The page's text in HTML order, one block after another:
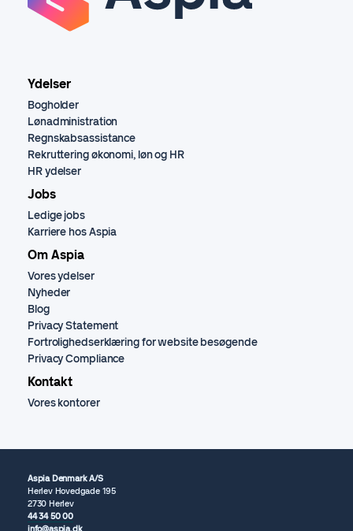
Ydelser
Bogholder
Lønadministration
Regnskabsassistance
Rekruttering økonomi, løn og HR
HR ydelser
Jobs
Ledige jobs
Karriere hos Aspia
Om Aspia
Vores ydelser
Nyheder
Blog
Privacy Statement
Fortrolighedserklæring for website besøgende
Privacy Compliance
Kontakt
Vores kontorer
Aspia Denmark A/S
Herlev Hovedgade 195
2730 Herlev
44 34 50 00